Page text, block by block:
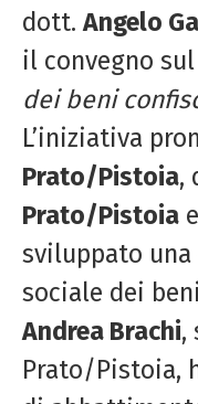
dott. Angelo
il convegno
dei beni
L’iniziativa
Prato/Pistoia,
Prato/Pistoia
sviluppato una
sociale dei
Andrea Brachi,
Prato/Pistoia,